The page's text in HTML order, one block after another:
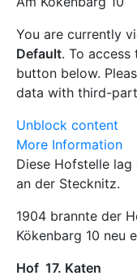
You are currently
Default. To
button below.
data with third-
Unblock content
More Information
Diese Hofstelle
an der Stecknitz.
1904 brannte der
Kökenbarg 10 neu
Hof 17. Katen